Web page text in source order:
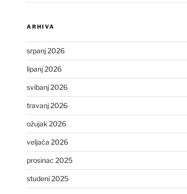
ARHIVA
srpanj 2026
lipanj 2026
svibanj 2026
travanj 2026
ožujak 2026
veljača 2026
prosinac 2025
studeni 2025